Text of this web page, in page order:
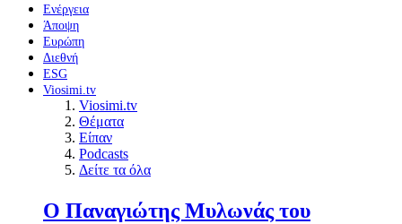
Ενέργεια
Άποψη
Ευρώπη
Διεθνή
ESG
Viosimi.tv
Viosimi.tv
Θέματα
Είπαν
Podcasts
Δείτε τα όλα
Ο Παναγιώτης Μυλωνάς του